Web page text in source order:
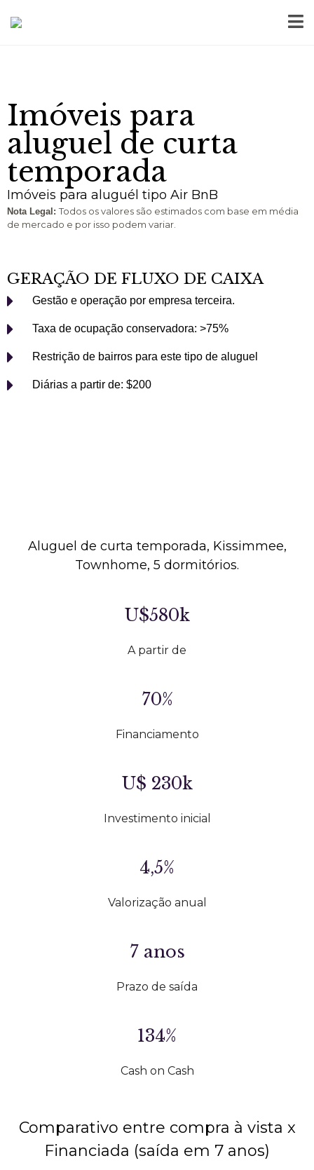
Imóveis para
aluguel de curta
temporada
Imóveis para aluguél tipo Air BnB
Nota Legal:Todos os valores são estimados com base em média
de mercado e por isso podem variar.
GERAÇÃO DE FLUXO DE CAIXA
Gestão e operação por empresa terceira.
Taxa de ocupação conservadora: >75%
Restrição de bairros para este tipo de aluguel
Diárias a partir de: $200
Aluguel de curta temporada, Kissimmee,
Townhome, 5 dormitórios.
U$580k
A partir de
70%
Financiamento
U$ 230k
Investimento inicial
4,5%
Valorização anual
7 anos
Prazo de saída
134%
Cash on Cash
Comparativo entre compra à vista x
Financiada (saída em 7 anos)